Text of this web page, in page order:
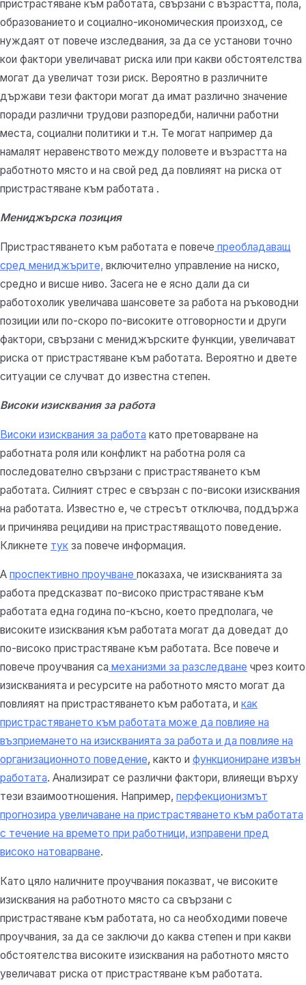
пристрастяване към работата, свързани с възрастта, пола,
образованието и социално-икономическия произход, се
нуждаят от повече изследвания, за да се установи точно
кои фактори увеличават риска или при какви обстоятелства
могат да увеличат този риск. Вероятно в различните
държави тези фактори могат да имат различно значение
поради различни трудови разпоредби, налични работни
места, социални политики и т.н. Те могат например да
намалят неравенството между половете и възрастта на
работното място и на свой ред да повлияят на риска от
пристрастяване към работата .
Мениджърска позиция
Пристрастяването към работата е повече преобладаващ
сред мениджърите, включително управление на ниско,
средно и висше ниво. Засега не е ясно дали да си
работохолик увеличава шансовете за работа на ръководни
позиции или по-скоро по-високите отговорности и други
фактори, свързани с мениджърските функции, увеличават
риска от пристрастяване към работата. Вероятно и двете
ситуации се случват до известна степен.
Високи изисквания за работа
Високи изисквания за работа като претоварване на
работната роля или конфликт на работна роля са
последователно свързани с пристрастяването към
работата. Силният стрес е свързан с по-високи изисквания
на работата. Известно е, че стресът отключва, поддържа
и причинява рецидиви на пристрастяващото поведение.
Кликнете тук за повече информация.
А проспективно проучване показаха, че изискванията за
работа предсказват по-високо пристрастяване към
работата една година по-късно, което предполага, че
високите изисквания към работата могат да доведат до
по-високо пристрастяване към работата. Все повече и
повече проучвания са механизми за разследване чрез които
изискванията и ресурсите на работното място могат да
повлияят на пристрастяването към работата, и как
пристрастяването към работата може да повлияе на
възприемането на изискванията за работа и да повлияе на
организационното поведение, както и функциониране извън
работата. Анализират се различни фактори, влияещи върху
тези взаимоотношения. Например, перфекционизмът
прогнозира увеличаване на пристрастяването към работата
с течение на времето при работници, изправени пред
високо натоварване.
Като цяло наличните проучвания показват, че високите
изисквания на работното място са свързани с
пристрастяване към работата, но са необходими повече
проучвания, за да се заключи до каква степен и при какви
обстоятелства високите изисквания на работното място
увеличават риска от пристрастяване към работата.